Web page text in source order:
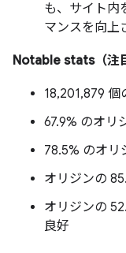
も、サイト内
マンスを向上
Notable stats（注
18,201,879
67.9% のオリ
78.5% のオリ
オリジンの
オリジンの
良好